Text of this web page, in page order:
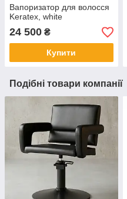
Вапоризатор для волосся
Keratex, white
24 500 ₴
Купити
Подібні товари компанії